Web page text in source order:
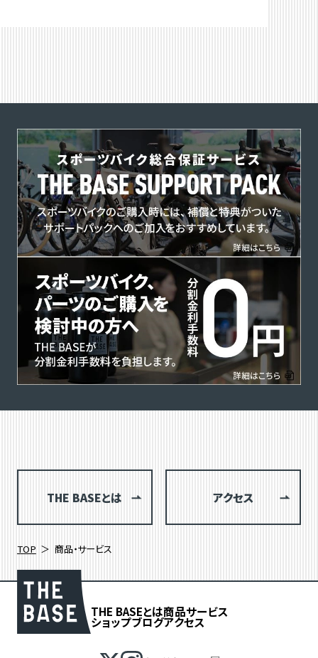
THE BASEとは アクセス
TOP 商品・サービス
THE BASEとは商品サービス
ショップブログアクセス